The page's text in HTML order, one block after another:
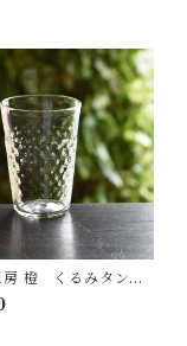
房 橙 くるみタンブ
ダイヤ）